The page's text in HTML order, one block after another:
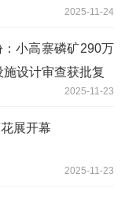
2025-11-24
小高寨磷矿290万
设计审查获批复
2025-11-23
展开幕
2025-11-23